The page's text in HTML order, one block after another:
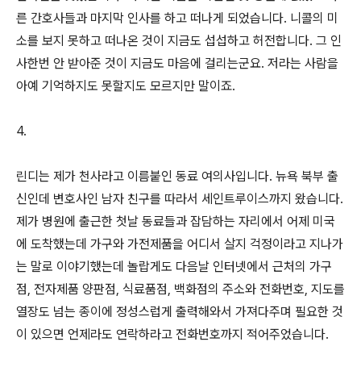
른 간호사들과 마지막 인사를 하고 떠나게 되었습니다. 니콜의 미
소를 보지 못하고 떠나온 것이 지금도 섭섭하고 허전합니다. 그 인
사한번 안 받아준 것이 지금도 마음에 걸리는군요. 저라는 사람을
아예 기억하지도 못할지도 모르지만 말이죠.
4.
린디는 제가 천사라고 이름붙인 동료 여의사입니다. 뉴욕 북부 출
신인데 변호사인 남자 친구를 따라서 세인트루이스까지 왔습니다.
제가 병원에 출근한 첫날 동료들과 잡담하는 자리에서 어제 미국
에 도착했는데 가구와 가전제품을 어디서 살지 걱정이라고 지나가
는 말로 이야기했는데 놀랍게도 다음날 인터넷에서 근처의 가구
점, 전자제품 양판점, 식료품점, 백화점의 주소와 전화번호, 지도를
열장도 넘는 종이에 정성스럽게 출력해와서 가져다주며 필요한 것
이 있으면 언제라도 연락하라고 전화번호까지 적어주었습니다.